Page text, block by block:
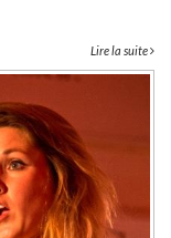
Lire la suite